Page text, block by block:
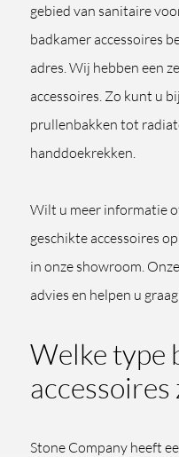
gebied van sanitaire
badkamer accessoires
adres. Wij hebben een
accessoires. Zo kunt u
prullenbakken tot
handdoekrekken.
Wilt u meer informatie
geschikte accessoires
in onze showroom.
advies en helpen u
Welke type
accessoires
Stone Company heeft